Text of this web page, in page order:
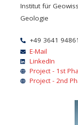
Institut für
Geologie
+49 3641
E-Mail
LinkedIn
Project - 1st
Project - 2nd